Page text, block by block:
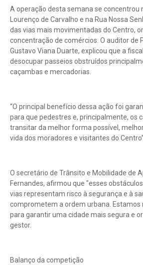
A operação desta semana se concentrou
Lourenço de Carvalho e na Rua Nossa
das vias mais movimentadas do Centro,
concentração de comércios. O auditor de
Gustavo Viana Duarte, explicou que a
desocupar passeios obstruídos
caçambas e mercadorias.
“O principal benefício dessa ação foi
para que pedestres e, principalmente, os
transitar da melhor forma possível,
vida dos moradores e visitantes do
O secretário de Trânsito e Mobilidade de
Fernandes, afirmou que "esses
vias representam risco à segurança e à
comprometem a ordem urbana.
para garantir uma cidade mais segura e
gestor.
Balanço da competição